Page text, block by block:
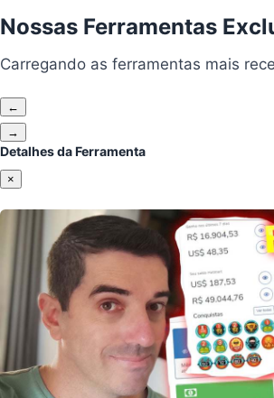
Nossas Ferramentas
Carregando ferramentas...
Carregando as ferramentas mais
←
Anterior
→
Próximo
Detalhes da Ferramenta
×